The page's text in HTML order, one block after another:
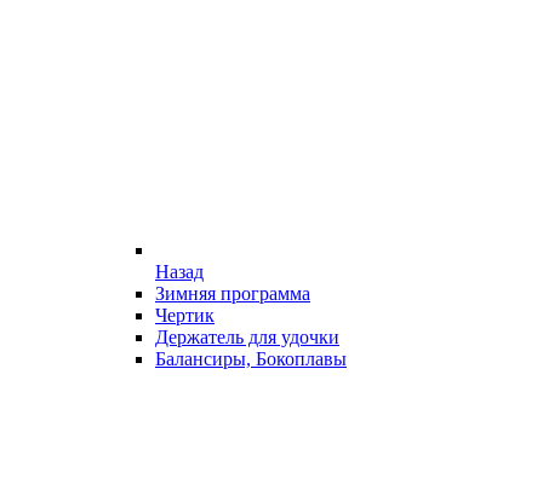
Назад
Зимняя программа
Чертик
Держатель для удочки
Балансиры, Бокоплавы